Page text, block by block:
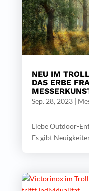
NEU IM
DAS ERBE
Sep. 28, 2023|
Liebe Outdoor-
Es gibt